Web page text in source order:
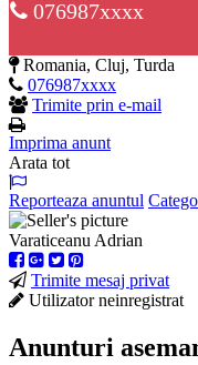
076987xxxx
Romania, Cluj, Turda
076987xxxx
Trimite prin e-mail
Imprima anunt
Arata tot
Reporteaza anuntul
Varaticeanu Adrian
Trimite mesaj privat
Utilizator neinregistrat
Anunturi